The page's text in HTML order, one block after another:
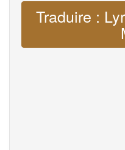
Traduire :